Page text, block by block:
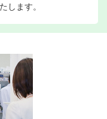
します。